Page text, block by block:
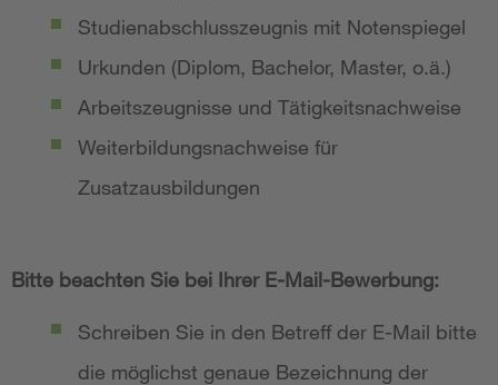
Studienabschlusszeugnis mit Notenspiegel
Urkunden (Diplom, Bachelor, Master, o.ä.)
Arbeitszeugnisse und Tätigkeitsnachweise
Weiterbildungsnachweise für
Zusatzausbildungen
Bitte beachten Sie bei Ihrer E-Mail-Bewerbung:
Schreiben Sie in den Betreff der E-Mail bitte
die möglichst genaue Bezeichnung der